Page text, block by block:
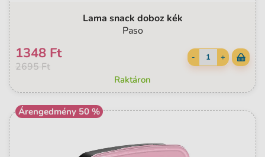
Lama snack doboz kék
Paso
2695 Ft
1348 Ft - +
Raktáron
Árengedmény 50 %